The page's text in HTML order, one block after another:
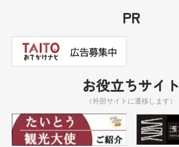
PR
お役立ちサイト
（外部サイトに遷移します）